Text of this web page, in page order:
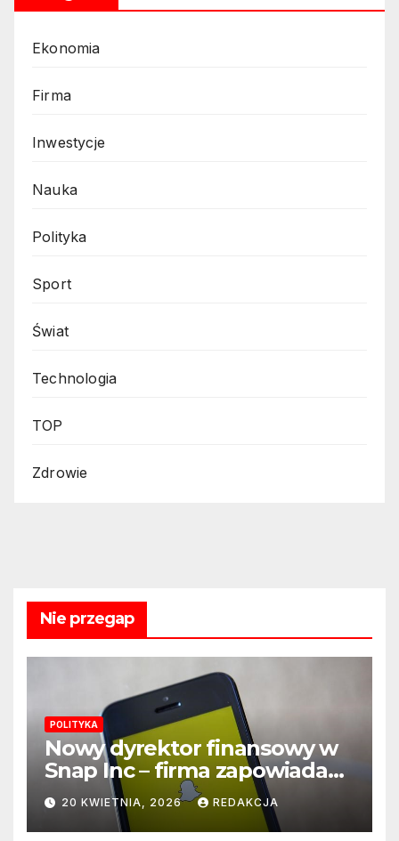
Ekonomia
Firma
Inwestycje
Nauka
Polityka
Sport
Świat
Technologia
TOP
Zdrowie
Nie przegap
POLITYKA
Nowy dyrektor finansowy w
Snap Inc – firma zapowiada
zmianę na kluczowym
stanowisku
20 KWIETNIA, 2026 REDAKCJA